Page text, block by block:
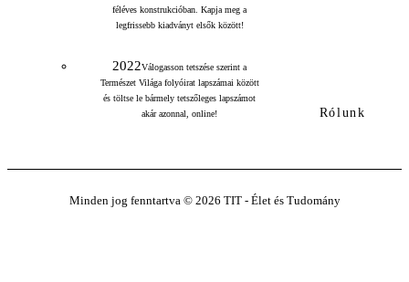
féléves konstrukcióban. Kapja meg a
legfrissebb kiadványt elsők között!
2022Válogasson tetszése szerint a
Természet Világa folyóirat lapszámai között
és töltse le bármely tetszőleges lapszámot
akár azonnal, online!
Rólunk
Minden jog fenntartva © 2026 TIT - Élet és Tudomány